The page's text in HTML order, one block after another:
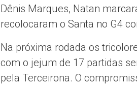
Dênis Marques, Natan
recolocaram o Santa no G4
Na próxima rodada os
com o jejum de 17 partidas
pela Terceirona. O